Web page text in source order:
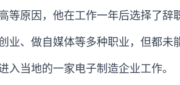
原因，他在工作一年后选择了辞
、做自媒体等多种职业，但都未
当地的一家电子制造企业工作。